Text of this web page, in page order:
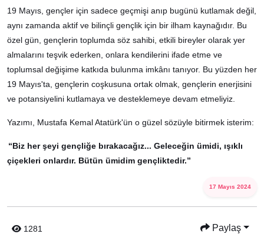
19 Mayıs, gençler için sadece geçmişi anıp bugünü kutlamak değil,
aynı zamanda aktif ve bilinçli gençlik için bir ilham kaynağıdır. Bu
özel gün, gençlerin toplumda söz sahibi, etkili bireyler olarak yer
almalarını teşvik ederken, onlara kendilerini ifade etme ve
toplumsal değişime katkıda bulunma imkânı tanıyor. Bu yüzden her
19 Mayıs'ta, gençlerin coşkusuna ortak olmak, gençlerin enerjisini
ve potansiyelini kutlamaya ve desteklemeye devam etmeliyiz.
Yazımı, Mustafa Kemal Atatürk'ün o güzel sözüyle bitirmek isterim:
“Biz her şeyi gençliğe bırakacağız... Geleceğin ümidi, ışıklı
çiçekleri onlardır. Bütün ümidim gençliktedir.”
17 Mayıs 2024
1281 Paylaş